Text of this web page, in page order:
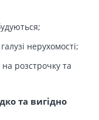
нерухомості;
розстрочку та
та вигідно